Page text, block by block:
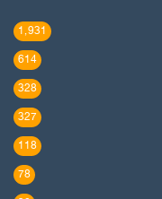
1٬931
614
328
327
118
78